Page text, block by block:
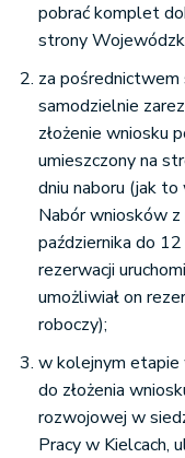
pobrać komplet
strony
za
samodzielnie
złożenie wniosku
umieszczony na
dniu naboru (jak
Nabór wniosków
października do
rezerwacji
umożliwiał on
roboczy);
w kolejnym etapie
do złożenia
rozwojowej w
Pracy w Kielcach,